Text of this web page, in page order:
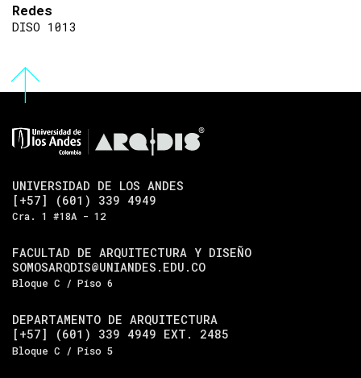
Redes
DISO 1013
UNIVERSIDAD DE LOS ANDES
[+57] (601) 339 4949
Cra. 1 #18A - 12
FACULTAD DE ARQUITECTURA Y DISEÑO
SOMOSARQDIS@UNIANDES.EDU.CO
Bloque C / Piso 6
DEPARTAMENTO DE ARQUITECTURA
[+57] (601) 339 4949 EXT. 2485
Bloque C / Piso 5